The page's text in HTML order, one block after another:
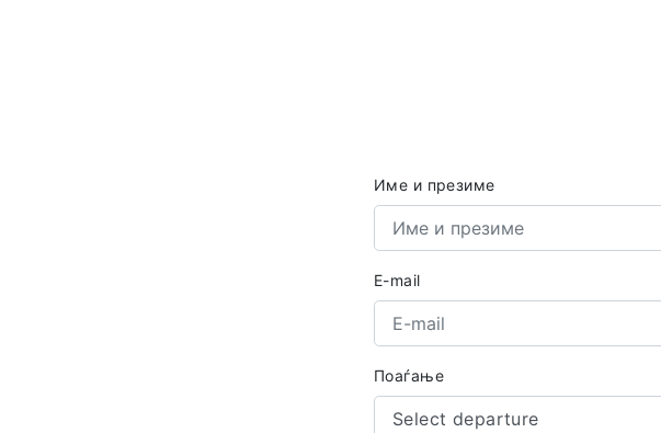
Име и презиме
E-mail
Поаѓање
Select departure